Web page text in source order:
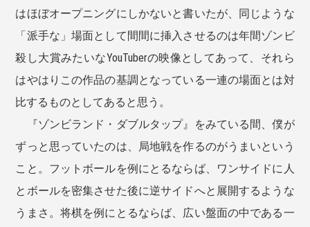
はほぼオープニングにしかないと書いたが、同じような
「派手な」場面として間間に挿入させるのは年間ゾンビ
殺し大賞みたいなYouTuberの映像としてあって、それら
はやはりこの作品の基調となっている一連の場面とは対
比するものとしてあると思う。
『ゾンビランド・ダブルタップ』をみている間、僕が
ずっと思っていたのは、局地戦を作るのがうまいという
こと。フットボールを例にとるならば、ワンサイドに人
とボールを密集させた後に逆サイドへと展開するような
うまさ。将棋を例にとるならば、広い盤面の中である一